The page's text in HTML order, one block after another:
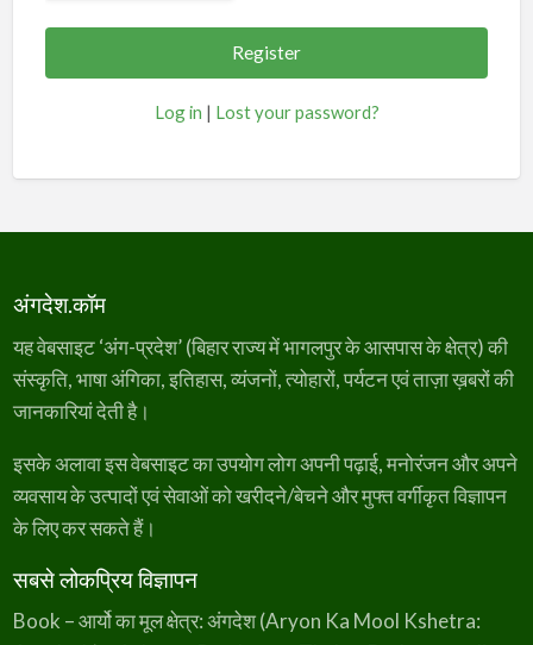
Log in | Lost your password?
अंगदेश.कॉम
यह वेबसाइट ‘अंग-प्रदेश’ (बिहार राज्य में भागलपुर के आसपास के क्षेत्र) की
संस्कृति, भाषा अंगिका, इतिहास, व्यंजनों, त्योहारों, पर्यटन एवं ताज़ा ख़बरों की
जानकारियां देती है।
इसके अलावा इस वेबसाइट का उपयोग लोग अपनी पढ़ाई, मनोरंजन और अपने
व्यवसाय के उत्पादों एवं सेवाओं को खरीदने/बेचने और मुफ्त वर्गीकृत विज्ञापन
के लिए कर सकते हैं।
सबसे लोकप्रिय विज्ञापन
Book – आर्यो का मूल क्षेत्र: अंगदेश (Aryon Ka Mool Kshetra: